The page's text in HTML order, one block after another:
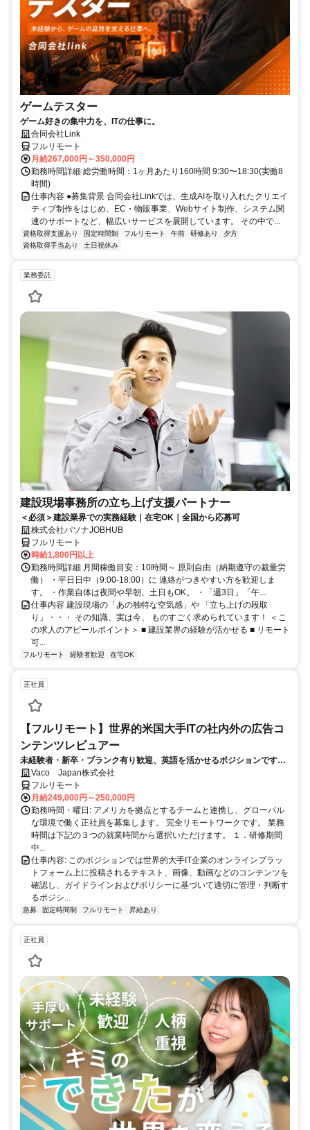
ゲームテスター
ゲーム好きの集中力を、ITの仕事に。
合同会社Link
フルリモート
月給267,000円～350,000円
勤務時間詳細 総労働時間：1ヶ月あたり160時間 9:30〜18:30(実働8
時間)
仕事内容 ●募集背景 合同会社Linkでは、生成AIを取り入れたクリエイ
ティブ制作をはじめ、EC・物販事業、Webサイト制作、システム関
連のサポートなど、幅広いサービスを展開しています。 その中で...
資格取得支援あり 固定時間制 フルリモート 午前 研修あり
夕方
資格取得手当あり
土日祝休み
業務委託
建設現場事務所の立ち上げ支援パートナー
＜必須＞建設業界での実務経験｜在宅OK｜全国から応募可
株式会社パソナJOBHUB
フルリモート
時給1,800円以上
勤務時間詳細 月間稼働目安：10時間～ 原則自由（納期遵守の裁量労
働） ・平日日中（9:00-18:00）に 連絡がつきやすい方を歓迎しま
す。 ・作業自体は夜間や早朝、土日もOK。 ・「週3日」「午...
仕事内容 建設現場の「あの独特な空気感」や 「立ち上げの段取
り」・・・ その知識、実は今、 ものすごく求められています！ ＜こ
の求人のアピールポイント＞ ■ 建設業界の経験が活かせる ■ リモート
可...
フルリモート 経験者歓迎 在宅OK
正社員
【フルリモート】世界的米国大手ITの社内外の広告コ
ンテンツレビュアー
未経験者・新卒・ブランク有り歓迎、英語を活かせるポジションです。
完全リモート
Vaco Japan株式会社
フルリモート
月給249,000円～250,000円
勤務時間・曜日: アメリカを拠点とするチームと連携し、グローバル
な環境で働く正社員を募集します。 完全リモートワークです。 業務
時間は下記の３つの就業時間から選択いただけます。 １．研修期間
中...
仕事内容: このポジションでは世界的大手IT企業のオンラインプラッ
トフォーム上に投稿されるテキスト、画像、動画などのコンテンツを
確認し、ガイドラインおよびポリシーに基づいて適切に管理・判断す
るポジシ...
急募 固定時間制 フルリモート 昇給あり
正社員